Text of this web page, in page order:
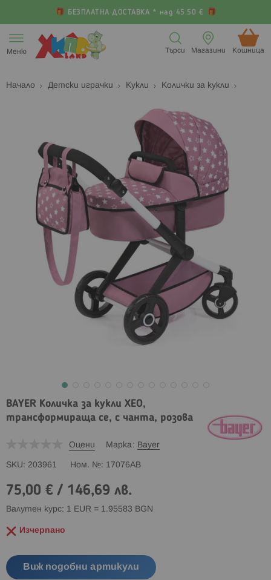
БЕЗПЛАТНА ДОСТАВКА * над 45.50 €
към
съдържанието
Меню Кошница (
Магазини
Търси
Начало Детски играчки Кукли Колички за кукли
галерията
изображенията
BAYER Количка за кукли XEO,
трансформираща се, с чанта, розова
Оцени Марка Bayer
SKU 203961 Ном. № 17076AB
75,00 € / 146,69 лв.
Валутен курс: 1 EUR = 1.95583 BGN
Изчерпано
Виж подобни артикули